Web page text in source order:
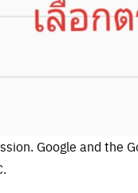
Google and the